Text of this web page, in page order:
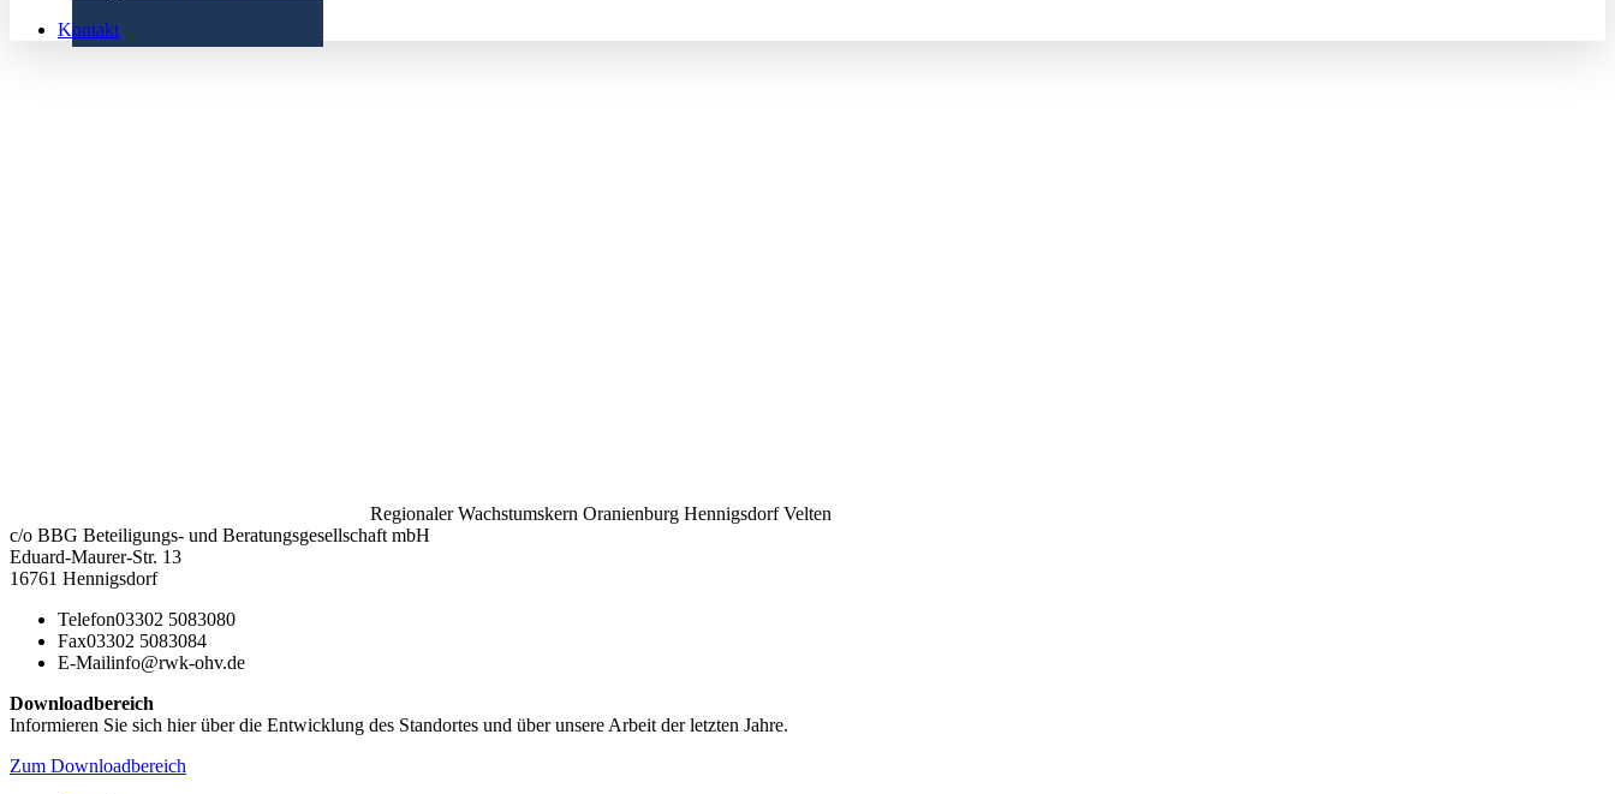
Kontakt
Regionaler Wachstumskern Oranienburg Hennigsdorf Velten
c/o BBG Beteiligungs- und Beratungsgesellschaft mbH
Eduard-Maurer-Str. 13
16761 Hennigsdorf
Telefon03302 5083080
Fax03302 5083084
E-Mailinfo@rwk-ohv.de
Downloadbereich
Informieren Sie sich hier über die Entwicklung des Standortes und über unsere Arbeit der letzten Jahre.
Zum Downloadbereich